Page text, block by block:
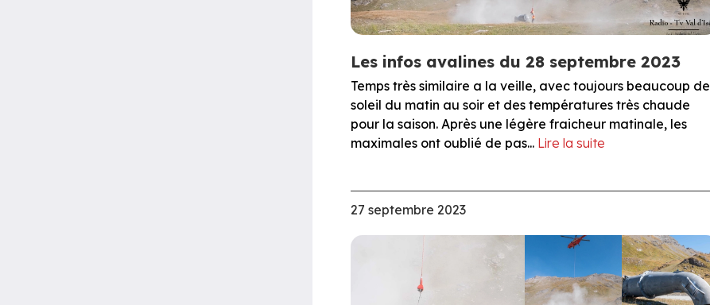
Les infos avalines du 28 septembre 2023
Temps très similaire a la veille, avec toujours beaucoup de
soleil du matin au soir et des températures très chaude
pour la saison. Après une légère fraicheur matinale, les
maximales ont oublié de pas... Lire la suite
27 septembre 2023